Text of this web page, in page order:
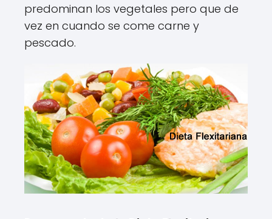
predominan los vegetales pero que de
vez en cuando se come carne y
pescado.